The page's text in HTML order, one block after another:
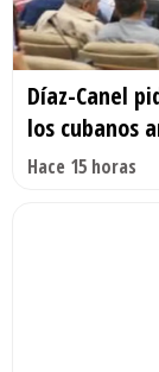
Díaz-Canel
los cubanos
Hace 15 horas